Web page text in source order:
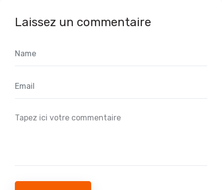
Laissez un commentaire